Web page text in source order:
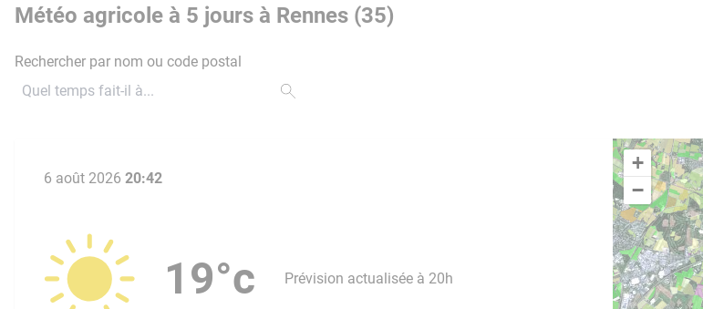
Météo agricole à 5 jours à Rennes (35)
Rechercher par nom ou code postal
+
−
6 août 2026 20:42
19°c Prévision actualisée à 20h